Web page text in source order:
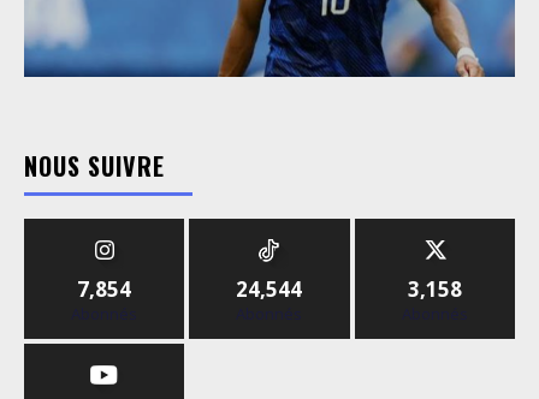
NOUS SUIVRE
7,854
Abonnés
24,544
Abonnés
3,158
Abonnés